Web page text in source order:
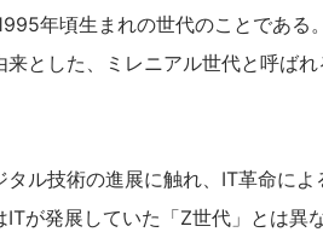
年頃生まれの世代のことであ
来とした、ミレニアル世代と呼ば
ル技術の進展に触れ、IT革命に
が発展していた「Z世代」とは